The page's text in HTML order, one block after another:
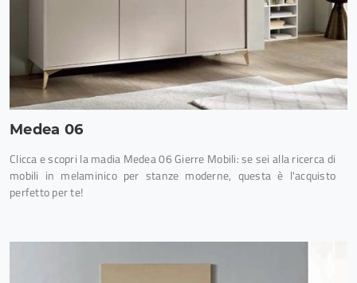
Medea 06
Clicca e scopri la madia Medea 06 Gierre Mobili: se sei alla ricerca di
mobili in melaminico per stanze moderne, questa è l'acquisto
perfetto per te!